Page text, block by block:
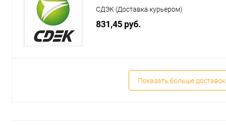
СДЭК (Доставка курьером)
831,45 руб.
Показать больше доставок